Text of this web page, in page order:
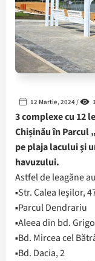
12 Martie, 2024 /
3 complexe cu 12
Chișinău în Parcul
pe plaja lacului şi
havuzului.
Astfel de leagăne
▪️Str. Calea Ieşilor,
▪️Parcul Dendrariu
▪️Aleea din bd.
▪️Bd. Mircea cel
▪️Bd. Dacia, 2